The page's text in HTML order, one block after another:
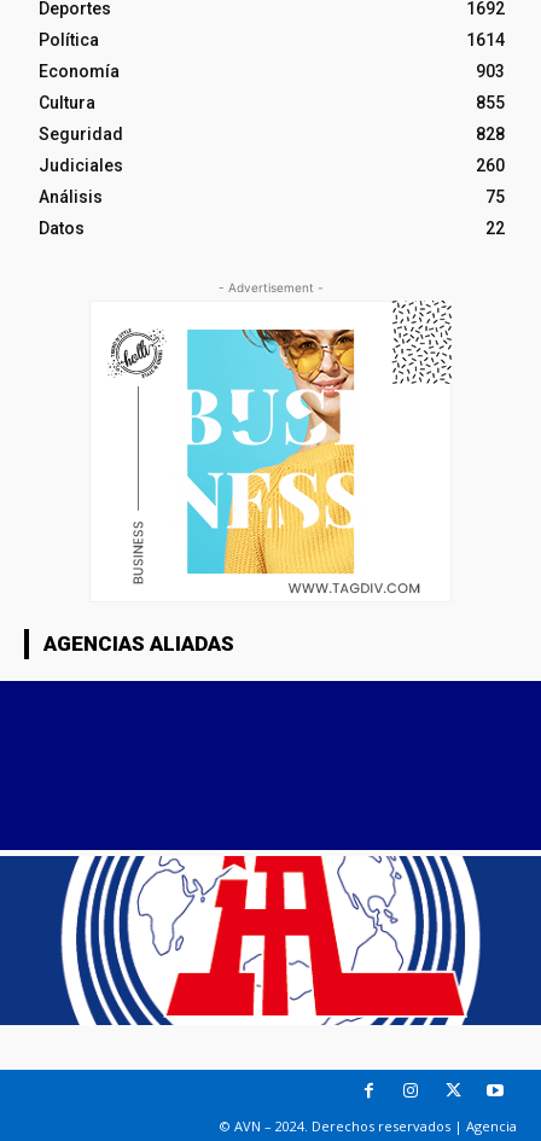
Deportes
1692
Política
1614
Economía
903
Cultura
855
Seguridad
828
Judiciales
260
Análisis
75
Datos
22
- Advertisement -
AGENCIAS ALIADAS
© AVN – 2024. Derechos reservados | Agencia